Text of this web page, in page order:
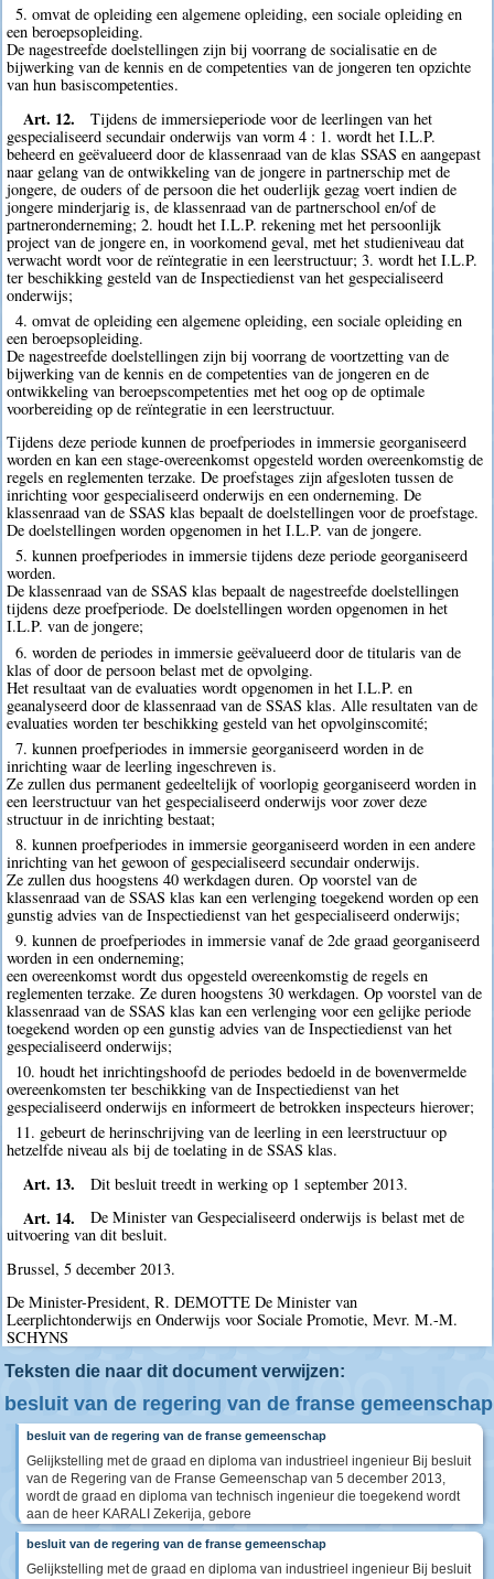
5. omvat de opleiding een algemene opleiding, een sociale opleiding en
een beroepsopleiding.
De nagestreefde doelstellingen zijn bij voorrang de socialisatie en de
bijwerking van de kennis en de competenties van de jongeren ten opzichte
van hun basiscompetenties.
Art. 12.
Tijdens de immersieperiode voor de leerlingen van het
gespecialiseerd secundair onderwijs van vorm 4 : 1. wordt het I.L.P.
beheerd en geëvalueerd door de klassenraad van de klas SSAS en aangepast
naar gelang van de ontwikkeling van de jongere in partnerschip met de
jongere, de ouders of de persoon die het ouderlijk gezag voert indien de
jongere minderjarig is, de klassenraad van de partnerschool en/of de
partneronderneming; 2. houdt het I.L.P. rekening met het persoonlijk
project van de jongere en, in voorkomend geval, met het studieniveau dat
verwacht wordt voor de reïntegratie in een leerstructuur; 3. wordt het I.L.P.
ter beschikking gesteld van de Inspectiedienst van het gespecialiseerd
onderwijs;
4. omvat de opleiding een algemene opleiding, een sociale opleiding en
een beroepsopleiding.
De nagestreefde doelstellingen zijn bij voorrang de voortzetting van de
bijwerking van de kennis en de competenties van de jongeren en de
ontwikkeling van beroepscompetenties met het oog op de optimale
voorbereiding op de reïntegratie in een leerstructuur.
Tijdens deze periode kunnen de proefperiodes in immersie georganiseerd
worden en kan een stage-overeenkomst opgesteld worden overeenkomstig de
regels en reglementen terzake. De proefstages zijn afgesloten tussen de
inrichting voor gespecialiseerd onderwijs en een onderneming. De
klassenraad van de SSAS klas bepaalt de doelstellingen voor de proefstage.
De doelstellingen worden opgenomen in het I.L.P. van de jongere.
5. kunnen proefperiodes in immersie tijdens deze periode georganiseerd
worden.
De klassenraad van de SSAS klas bepaalt de nagestreefde doelstellingen
tijdens deze proefperiode. De doelstellingen worden opgenomen in het
I.L.P. van de jongere;
6. worden de periodes in immersie geëvalueerd door de titularis van de
klas of door de persoon belast met de opvolging.
Het resultaat van de evaluaties wordt opgenomen in het I.L.P. en
geanalyseerd door de klassenraad van de SSAS klas. Alle resultaten van de
evaluaties worden ter beschikking gesteld van het opvolginscomité;
7. kunnen proefperiodes in immersie georganiseerd worden in de
inrichting waar de leerling ingeschreven is.
Ze zullen dus permanent gedeeltelijk of voorlopig georganiseerd worden in
een leerstructuur van het gespecialiseerd onderwijs voor zover deze
structuur in de inrichting bestaat;
8. kunnen proefperiodes in immersie georganiseerd worden in een andere
inrichting van het gewoon of gespecialiseerd secundair onderwijs.
Ze zullen dus hoogstens 40 werkdagen duren. Op voorstel van de
klassenraad van de SSAS klas kan een verlenging toegekend worden op een
gunstig advies van de Inspectiedienst van het gespecialiseerd onderwijs;
9. kunnen de proefperiodes in immersie vanaf de 2de graad georganiseerd
worden in een onderneming;
een overeenkomst wordt dus opgesteld overeenkomstig de regels en
reglementen terzake. Ze duren hoogstens 30 werkdagen. Op voorstel van de
klassenraad van de SSAS klas kan een verlenging voor een gelijke periode
toegekend worden op een gunstig advies van de Inspectiedienst van het
gespecialiseerd onderwijs;
10. houdt het inrichtingshoofd de periodes bedoeld in de bovenvermelde
overeenkomsten ter beschikking van de Inspectiedienst van het
gespecialiseerd onderwijs en informeert de betrokken inspecteurs hierover;
11. gebeurt de herinschrijving van de leerling in een leerstructuur op
hetzelfde niveau als bij de toelating in de SSAS klas.
Art. 13. Dit besluit treedt in werking op 1 september 2013.
Art. 14.
De Minister van Gespecialiseerd onderwijs is belast met de
uitvoering van dit besluit.
Brussel, 5 december 2013.
De Minister-President, R. DEMOTTE De Minister van
Leerplichtonderwijs en Onderwijs voor Sociale Promotie, Mevr. M.-M.
SCHYNS
Teksten die naar dit document verwijzen:
besluit van de regering van de franse gemeenschap
besluit van de regering van de franse gemeenschap
Gelijkstelling met de graad en diploma van industrieel ingenieur Bij besluit
van de Regering van de Franse Gemeenschap van 5 december 2013,
wordt de graad en diploma van technisch ingenieur die toegekend wordt
aan de heer KARALI Zekerija, gebore
besluit van de regering van de franse gemeenschap
Gelijkstelling met de graad en diploma van industrieel ingenieur Bij besluit